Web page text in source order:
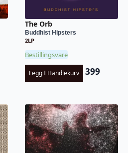
The Orb
Buddhist Hipsters
2LP
Bestillingsvare
Legg I Handlekurv 399